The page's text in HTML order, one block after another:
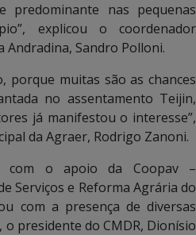
predominante nas pequenas
explicou o coordenador
Andradina, Sandro Polloni.
porque muitas são as chances
no assentamento Teijin,
já manifestou o interesse”,
da Agraer, Rodrigo Zanoni.
com o apoio da Coopav –
Serviços e Reforma Agrária do
com a presença de diversas
presidente do CMDR, Dionísio